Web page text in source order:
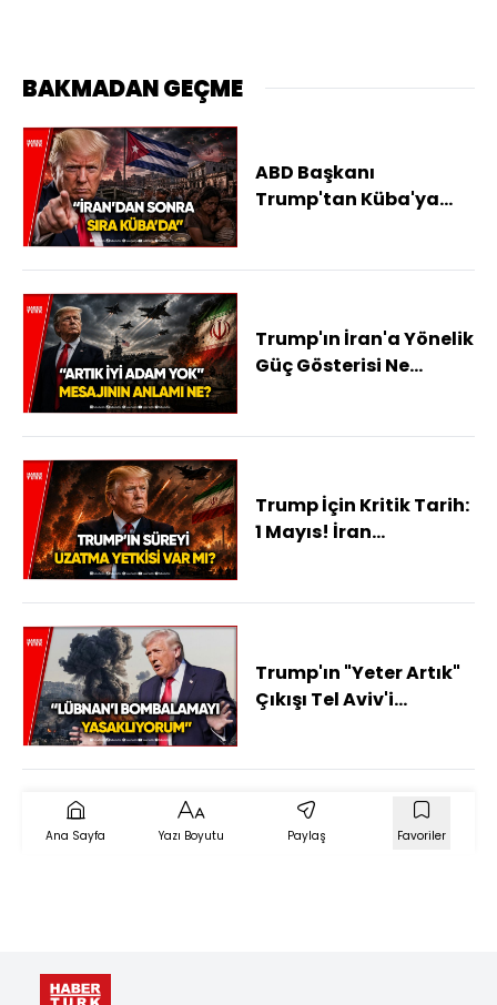
BAKMADAN GEÇME
ABD Başkanı
Trump'tan Küba'ya
Trump'ın İran'a Yönelik
Güç Gösterisi Ne
Trump İçin Kritik Tarih:
1 Mayıs! İran
Trump'ın "Yeter Artık"
Çıkışı Tel Aviv'i
Ana Sayfa Yazı Boyutu Paylaş Favoriler